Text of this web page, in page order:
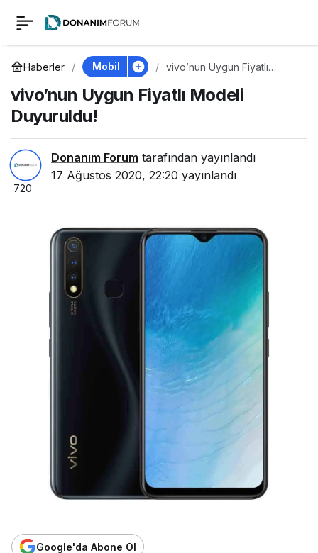
Haberler Mobil
vivo’nun Uygun Fiyatlı
vivo’nun Uygun Fiyatlı Modeli
Duyuruldu!
Donanım Forum tarafından yayınlandı
17 Ağustos 2020, 22:20 yayınlandı
720
Google'da Abone Ol
vivo’nun Uygun
Fiyatlı Modeli
Duyuruldu!